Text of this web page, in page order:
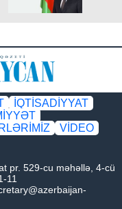
İQTİSADİYYAT
VİDEO
pr. 529-cu məhəllə, 4-cü
11